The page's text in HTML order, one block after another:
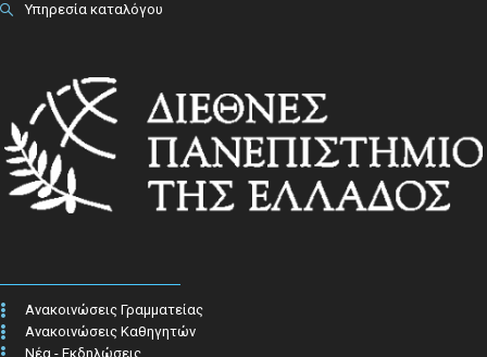
Υπηρεσία καταλόγου
Ανακοινώσεις Γραμματείας
Ανακοινώσεις Καθηγητών
Νέα - Εκδηλώσεις